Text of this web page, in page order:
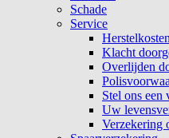
Schade
Service
Klacht
Overlijden
Stel ons een
Uw
Verzekering